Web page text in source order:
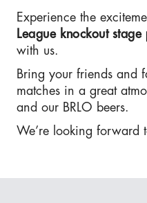
Experience the
League knockout
with us.
Bring your friends and
matches in a great
and our BRLO beers.
We’re looking forward